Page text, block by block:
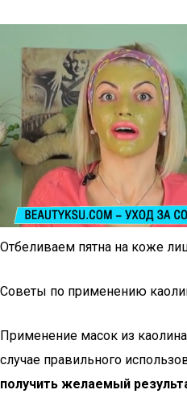
Отбеливаем пятна на коже
Советы по применению
Применение масок из
случае правильного
получить желаемый